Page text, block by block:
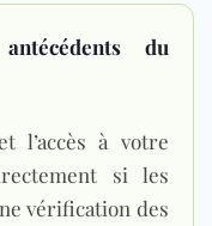
du
l’accès à votre
si les
vérification des